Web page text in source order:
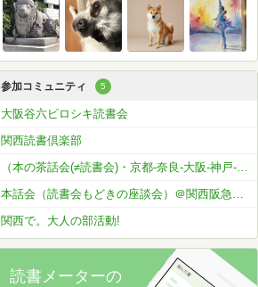
参加コミュニティ 5
大阪谷六ピロシキ読書会
関西読書倶楽部
（本の茶話会(≠読書会)・京都-奈良-大阪-神戸-姫路-岡山-高松-徳島）本が好きな方ひっそりと関西圏で
本話会（読書会もどきの座談会）＠関西阪急沿線（大阪梅田・京都・神戸三宮・WEB開催）
関西で。大人の部活動!
読書メーターの